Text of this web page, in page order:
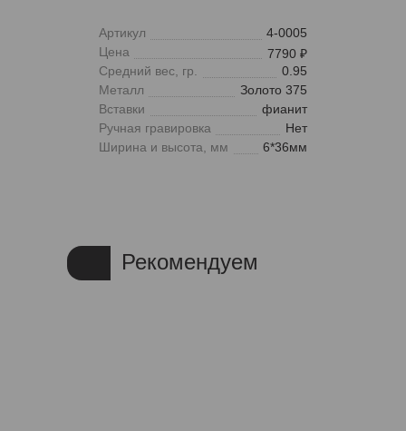
Артикул
4-0005
Цена
7790
Средний вес, гр.
0.95
Металл
Золото 375
Вставки
фианит
Ручная гравировка
Нет
Ширина и высота, мм
6*36мм
Рекомендуем